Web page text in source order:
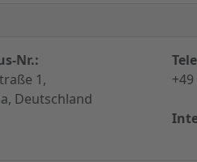
Nr.:
1,
Deutschland